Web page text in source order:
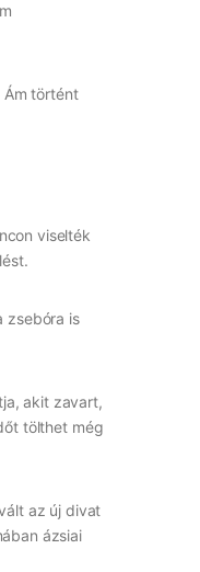
Ám történt
viselték
zsebóra is
akit zavart,
tölthet még
az új divat
ázsiai